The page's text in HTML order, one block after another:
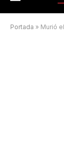
Portada » Murió el